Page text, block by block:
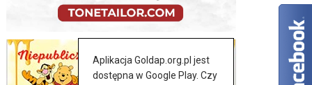
Aplikacja Goldap.org.pl jest
dostępna w Google Play. Czy